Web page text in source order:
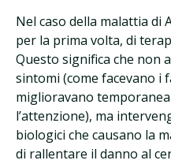
Nel caso della malattia di
per la prima volta, di
Questo significa che non
sintomi (come facevano i
miglioravano
l’attenzione), ma
biologici che causano la
di rallentare il danno al